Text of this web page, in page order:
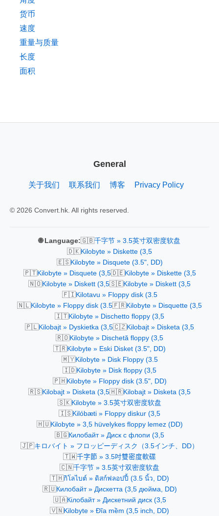
货币
速度
重量与质量
长度
面积
General
关于我们 联系我们 博客 Privacy Policy
© 2026 Convert.hk. All rights reserved.
🌐 Language:🇬🇧千字节 » 3.5英寸双密度软盘
🇩🇰Kilobyte » Diskette (3,5
🇪🇸Kilobyte » Disquete (3.5", DD)
🇵🇹Kilobyte » Disquete (3,5🇩🇪Kilobyte » Diskette (3,5
🇳🇴Kilobyte » Diskett (3,5🇸🇪Kilobyte » Diskett (3,5
🇫🇮Kilotavu » Floppy disk (3.5
🇳🇱Kilobyte » Floppy disk (3.5🇫🇷Kilobyte » Disquette (3,5
🇮🇹Kilobyte » Dischetto floppy (3,5
🇵🇱Kilobajt » Dyskietka (3,5🇨🇿Kilobajt » Disketa (3,5
🇷🇴Kilobyte » Dischetă floppy (3,5
🇹🇷Kilobyte » Eski Disket (3.5", DD)
🇲🇾Kilobyte » Disk Floppy (3.5
🇮🇩Kilobyte » Disk floppy (3,5
🇵🇭Kilobyte » Floppy disk (3.5", DD)
🇷🇸Kilobajt » Disketa (3,5🇭🇷Kilobajt » Disketa (3,5
🇸🇰Kilobyte » 3.5英寸双密度软盘
🇮🇸Kilóbæti » Floppy diskur (3,5
🇭🇺Kilobyte » 3,5 hüvelykes floppy lemez (DD)
🇧🇬Килобайт » Диск с флопи (3,5
🇯🇵キロバイト » フロッピーディスク（3.5インチ、DD）
🇹🇼千字節 » 3.5吋雙密度軟碟
🇨🇳千字节 » 3.5英寸双密度软盘
🇹🇭กิโลไบต์ » ดิสก์ฟลอปปี้ (3.5 นิ้ว, DD)
🇷🇺Килобайт » Дискетта (3,5 дюйма, DD)
🇺🇦Кілобайт » Дискетний диск (3,5
🇻🇳Kilobyte » Đĩa mềm (3,5 inch, DD)